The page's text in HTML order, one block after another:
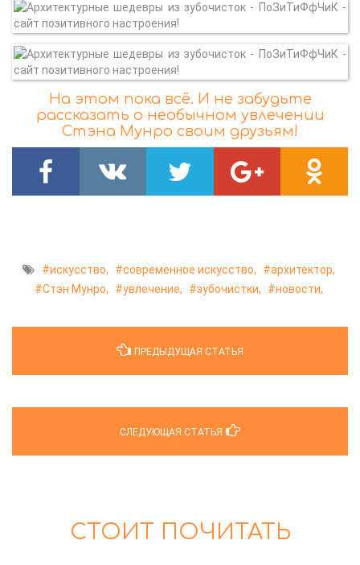
На этом пока всё. И не забудьте
рассказать о необычном увлечении
Стэна Мунро своим друзьям!
искусство, современное искусство,
архитектор,
Стэн Мунро,
увлечение, зубочистки, новости,
ПРЕДЫДУЩАЯ СТАТЬЯ
СЛЕДУЮЩАЯ СТАТЬЯ
СТОИТ ПОЧИТАТЬ